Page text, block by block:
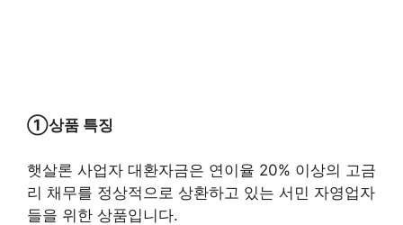
①상품 특징
햇살론 사업자 대환자금은 연이율 20% 이상의 고금
리 채무를 정상적으로 상환하고 있는 서민 자영업자
들을 위한 상품입니다.